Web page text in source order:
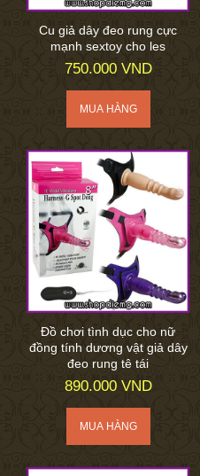
Cu giả dây đeo rung cực
mạnh sextoy cho les
750.000 VND
Đồ chơi tình dục cho nữ
đồng tính dương vật giả dây
đeo rung tê tái
890.000 VND